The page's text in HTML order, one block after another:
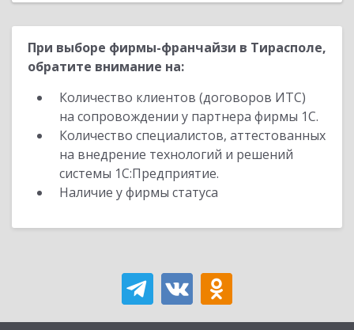
При выборе фирмы-франчайзи в Тирасполе,
обратите внимание на:
Количество клиентов (договоров ИТС)
на сопровождении у партнера фирмы 1С.
Количество специалистов, аттестованных
на внедрение технологий и решений
системы 1С:Предприятие.
Наличие у фирмы статуса